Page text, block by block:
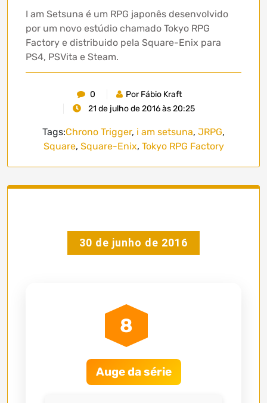
I am Setsuna é um RPG japonês desenvolvido
por um novo estúdio chamado Tokyo RPG
Factory e distribuido pela Square-Enix para
PS4, PSVita e Steam.
0
Por Fábio Kraft
21 de julho de 2016 às 20:25
Tags:Chrono Trigger, i am setsuna, JRPG,
Square, Square-Enix, Tokyo RPG Factory
30 de junho de 2016
8
Auge da série